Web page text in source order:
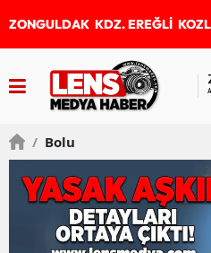
ZONGULDAK KDZ. EREĞLİ
/ Bolu